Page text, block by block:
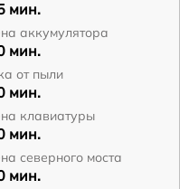
мин.
аккумулятора
мин.
от пыли
мин.
клавиатуры
мин.
северного моста
мин.